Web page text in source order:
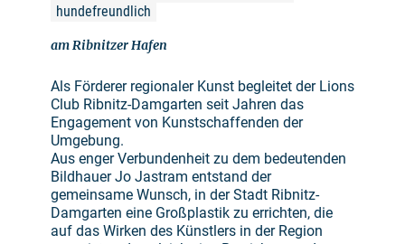
hundefreundlich
am Ribnitzer Hafen
Als Förderer regionaler Kunst begleitet der Lions
Club Ribnitz-Damgarten seit Jahren das
Engagement von Kunstschaffenden der
Umgebung.
Aus enger Verbundenheit zu dem bedeutenden
Bildhauer Jo Jastram entstand der
gemeinsame Wunsch, in der Stadt Ribnitz-
Damgarten eine Großplastik zu errichten, die
auf das Wirken des Künstlers in der Region